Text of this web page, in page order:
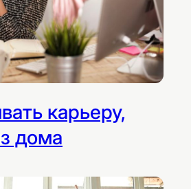
карьеру,
дома